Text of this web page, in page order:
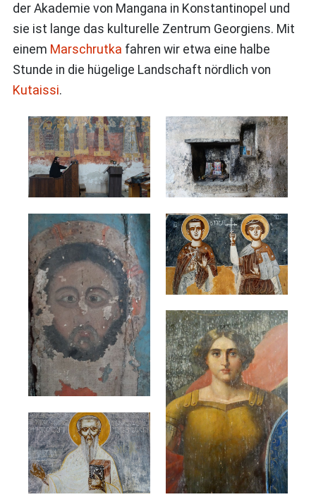
der Akademie von Mangana in Konstantinopel und
sie ist lange das kulturelle Zentrum Georgiens. Mit
einem Marschrutka fahren wir etwa eine halbe
Stunde in die hügelige Landschaft nördlich von
Kutaissi.